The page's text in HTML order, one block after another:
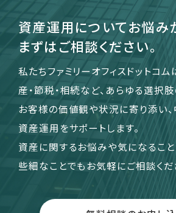
資産運用についてお悩み
まずはご相談ください。
私たちファミリーオフィスドットコ
産・節税・相続など、あらゆる選択肢
お客様の価値観や状況に寄り添い
資産運用をサポートします。
資産に関するお悩みや気になるこ
些細なことでもお気軽にご相談くだ